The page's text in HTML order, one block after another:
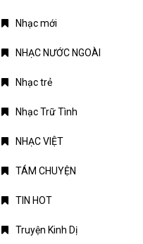
Nhạc mới
NHẠC NƯỚC NGOÀI
Nhạc trẻ
Nhạc Trữ Tình
NHẠC VIỆT
TÁM CHUYỆN
TIN HOT
Truyện Kinh Dị